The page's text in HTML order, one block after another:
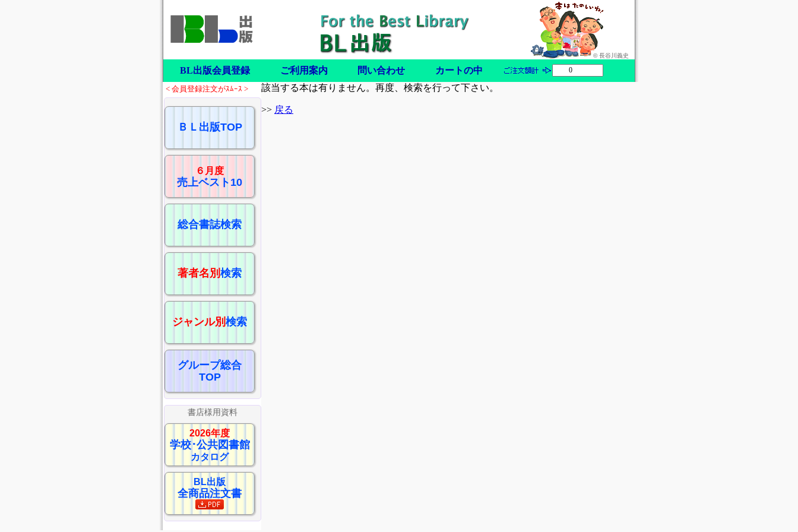
© 長谷川義史
BL出版会員登録 ご利用案内 問い合わせ カートの中
< 会員登録注文がｽﾑｰｽ >
ＢＬ出版TOP
６月度
売上ベスト10
総合書誌検索
著者名別 検索
ジャンル別 検索
グループ総合
TOP
書店様用資料
2026年度
学校･公共図書館
カタログ
BL出版
全商品注文書
該当する本は有りません。再度、検索を行って下さい。
>> 戻る